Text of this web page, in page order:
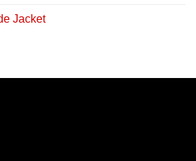
Jacket